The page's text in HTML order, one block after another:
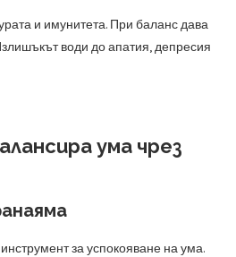
и имунитета. При баланс дава
води до апатия, депресия
ума чрез
за успокояване на ума.